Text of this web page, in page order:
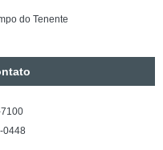
do Tenente
0448